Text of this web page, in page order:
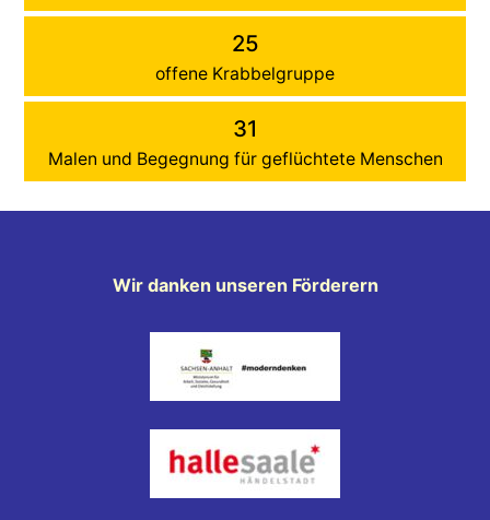
25
offene Krabbelgruppe
31
Malen und Begegnung für geflüchtete Menschen
Wir danken unseren Förderern